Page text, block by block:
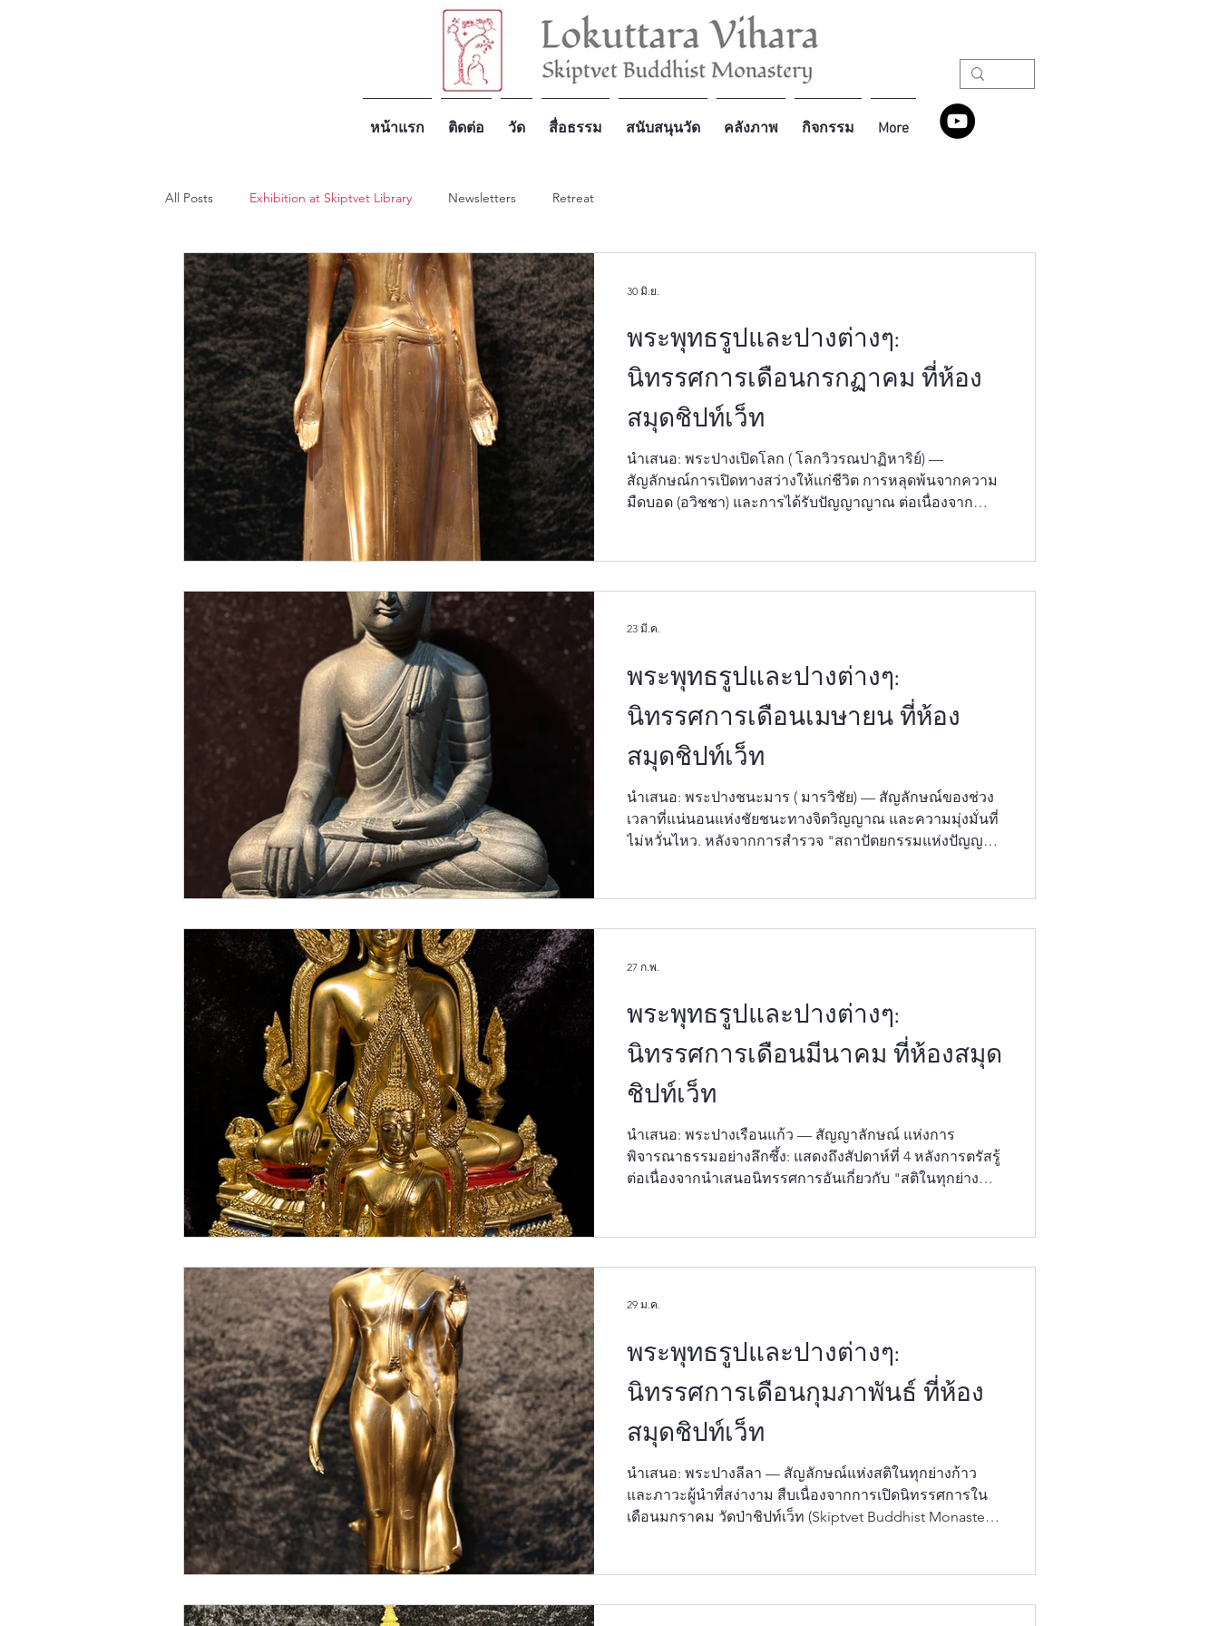
หน้าแรก ติดต่อ วัด สื่อธรรม สนับสนุนวัด คลังภาพ กิจกรรม More
All Posts Exhibition at Skiptvet Library Newsletters Retreat
พระพุทธรูปและปางต่างๆ:
นิทรรศการเดือนกรกฏาคม ที่ห้อง
สมุดชิปท์เว็ท
นำเสนอ: พระปางเปิดโลก ( โลกวิวรณปาฏิหาริย์) —
สัญลักษณ์การเปิดทางสว่างให้แก่ชีวิต การหลุดพ้นจากความ
มืดบอด (อวิชชา) และการได้รับปัญญาญาณ ต่อเนื่องจากนำ
ห้องสมุดชิปท์เว็ท มีความยินดีที่จะนำทุกท่านเดินทางต่อใน
โลกแห่งศิลปะและสัญลักษณ์ทางพุทธศาสนา สำหรับเดือน
รณปาฏิหาริย์" ผลงานที่สะท้อนถึง "ความสว่างไสวแห่ง
30 มิ.ย.
พระพุทธรูปและปางต่างๆ:
นิทรรศการเดือนเมษายน ที่ห้อง
สมุดชิปท์เว็ท
นำเสนอ: พระปางชนะมาร ( มารวิชัย) — สัญลักษณ์ของช่วง
เวลาที่แน่นอนแห่งชัยชนะทางจิตวิญญาณ และความมุ่งมั่นที่
ไม่หวั่นไหว. หลังจากการสำรวจ "สถาปัตยกรรมแห่งปัญญา"
สำหรับเดือนเมษายน เราขอนำเสนอคุณสมบัติในหนึ่งในภาพ
มาร (Māravijaya Mudrā) . มักถูกเลือกเป็นพระประธาน รูป
23 มี.ค.
พระพุทธรูปและปางต่างๆ:
นิทรรศการเดือนมีนาคม ที่ห้องสมุด
ชิปท์เว็ท
นำเสนอ: พระปางเรือนแก้ว — สัญญาลักษณ์ แห่งการ
พิจารณาธรรมอย่างลึกซึ้ง: แสดงถึงสัปดาห์ที่ 4 หลังการตรัสรู้
ต่อเนื่องจากนำเสนอนิทรรศการอันเกี่ยวกับ "สติในทุกย่าง
สมุดชิปท์เว็ท มีความยินดีที่จะนำทุกท่านเดินทางต่อในโลก
แห่งศิลปะและสัญลักษณ์ทางพุทธศาสนา สำหรับเดือน
27 ก.พ.
พระพุทธรูปและปางต่างๆ:
นิทรรศการเดือนกุมภาพันธ์ ที่ห้อง
สมุดชิปท์เว็ท
นำเสนอ: พระปางลีลา — สัญลักษณ์แห่งสติในทุกย่างก้าว
และภาวะผู้นำที่สง่างาม สืบเนื่องจากการเปิดนิทรรศการใน
เดือนมกราคม วัดป่าชิปท์เว็ท (Skiptvet Buddhist Monastery)
Buddha) ผลงานชิ้นเอกที่เปี่ยมด้วยพลังอันสื่อถึง 'สติในทุกย่าง
29 ม.ค.